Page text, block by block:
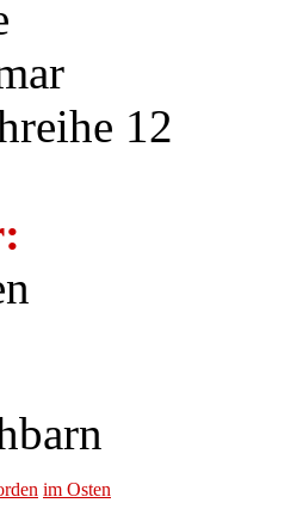
12
im Osten